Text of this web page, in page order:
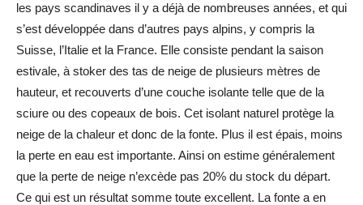
les pays scandinaves il y a déjà de nombreuses années, et qui
s’est développée dans d’autres pays alpins, y compris la
Suisse, l’Italie et la France. Elle consiste pendant la saison
estivale, à stoker des tas de neige de plusieurs mètres de
hauteur, et recouverts d’une couche isolante telle que de la
sciure ou des copeaux de bois. Cet isolant naturel protège la
neige de la chaleur et donc de la fonte. Plus il est épais, moins
la perte en eau est importante. Ainsi on estime généralement
que la perte de neige n’excède pas 20% du stock du départ.
Ce qui est un résultat somme toute excellent. La fonte a en